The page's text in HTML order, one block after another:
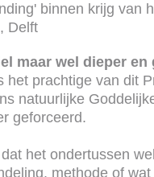
binnen krijg van
Delft
maar wel dieper en
het prachtige van dit
natuurlijke
geforceerd.
het ondertussen
methode of